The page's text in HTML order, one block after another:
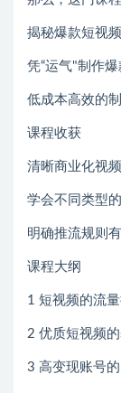
揭秘爆款短视
凭“运气"制作
低成本高效的
课程收获
清晰商业化视
学会不同类型
明确推流规则
课程大纲
1 短视频的流
2 优质短视频
3 高变现账号